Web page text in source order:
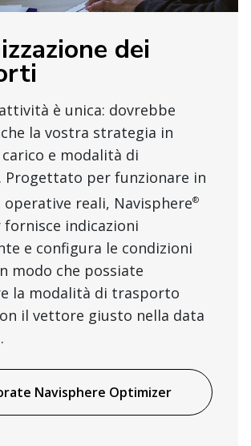
dei
è unica: dovrebbe
la vostra strategia in
e modalità di
per funzionare in
operative reali, Navisphere®
indicazioni
e configura le condizioni
modo che possiate
la modalità di trasporto
il vettore giusto nella data
Navisphere Optimizer